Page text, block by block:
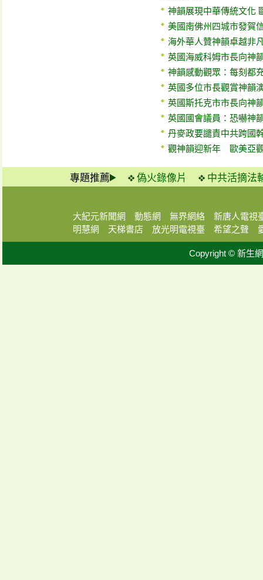
神韻展現中華傳統文化
美國南佛州四城市發賀
海外華人贊神韻卓越非
英國海威科姆市長向神
神韻感動觀眾：每刻都
英國多位市長觀賞神韻
英國斯托克市市長向神
英國國會議員：恐嚇神
丹麥政要譴責中共跨國
觀神韻迎新年 歐美亞
專題推薦 偽火錄像片 中共活摘法
大紀元新聞網 動態網 無界網絡
新唐人電視
明慧網
天梯書店 放光明電視臺 希望之聲
Copyright © 新生